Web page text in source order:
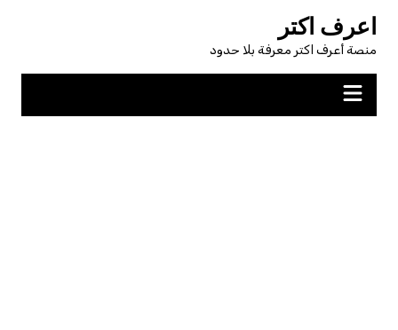
المحتوى
اعرف اكتر
منصة أعرف اكتر معرفة بلا حدود